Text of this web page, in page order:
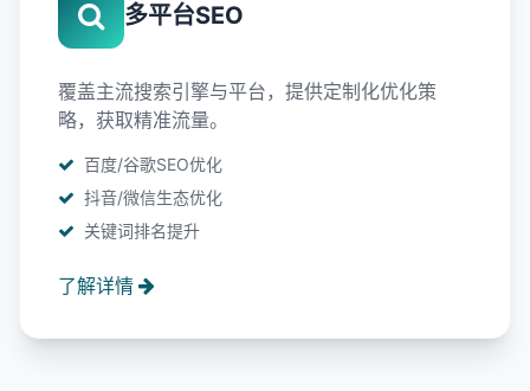
多平台SEO
覆盖主流搜索引擎与平台，提供定制化优化策
略，获取精准流量。
百度/谷歌SEO优化
抖音/微信生态优化
关键词排名提升
了解详情